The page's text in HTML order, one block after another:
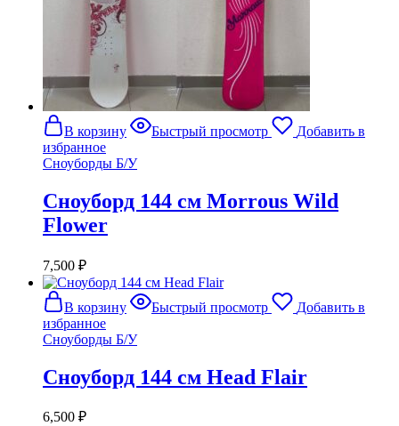
В корзину Быстрый просмотр
Добавить в
избранное
Сноуборды Б/У
Сноуборд 144 см Morrous Wild
Flower
7,500 ₽
В корзину Быстрый просмотр
Добавить в
избранное
Сноуборды Б/У
Сноуборд 144 см Head Flair
6,500 ₽